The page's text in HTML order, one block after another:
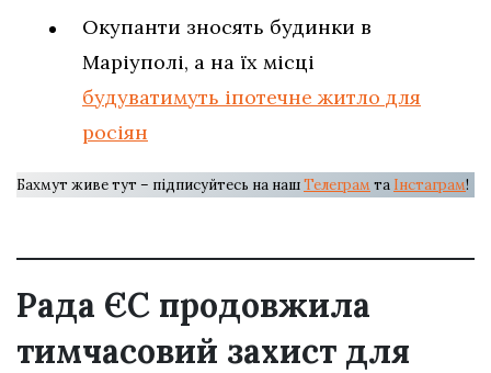
Окупанти зносять будинки в
Маріуполі, а на їх місці
будуватимуть іпотечне житло для
росіян
Бахмут живе тут – підписуйтесь на нашТелеграм та Інстаграм!
Рада ЄС продовжила
тимчасовий захист для